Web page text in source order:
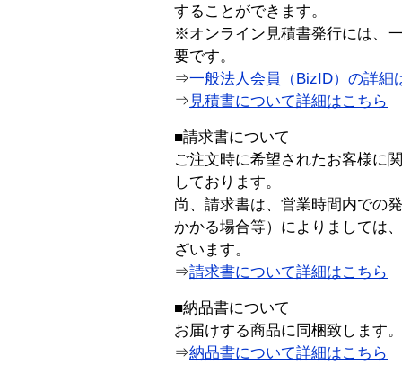
することができます。
※オンライン見積書発行には、
要です。
⇒一般法人会員（BizID）の詳細
⇒ 見積書について詳細はこちら
■請求書について
ご注文時に希望されたお客様に
しております。
尚、請求書は、営業時間内での
かかる場合等）によりましては
ざいます。
⇒請求書について詳細はこちら
■納品書について
お届けする商品に同梱致します。
⇒納品書について詳細はこちら